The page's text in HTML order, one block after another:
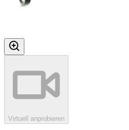
Virtuell anprobieren